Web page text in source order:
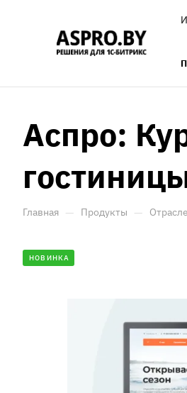
Аспро:
Главная — Продукты —
НОВИНКА